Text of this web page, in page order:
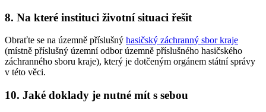
8. Na které instituci životní situaci řešit
Obraťte se na územně příslušný hasičský záchranný sbor kraje
(místně příslušný územní odbor územně příslušného hasičského
záchranného sboru kraje), který je dotčeným orgánem státní správy
v této věci.
10. Jaké doklady je nutné mít s sebou